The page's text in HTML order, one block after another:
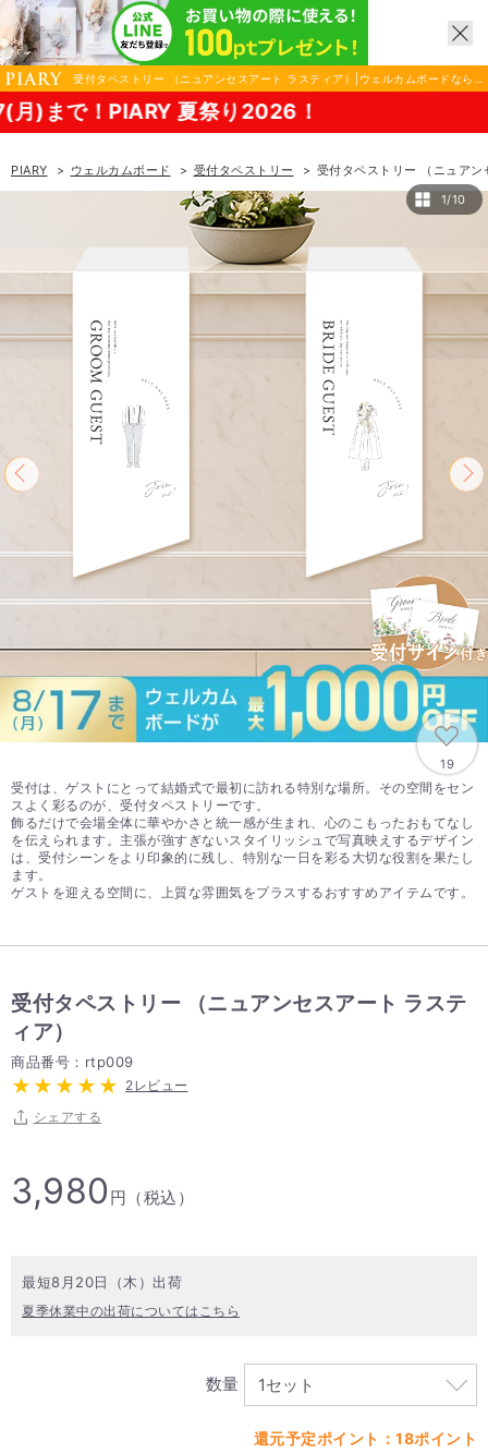
受付タペストリー （ニュアンセスアート ラスティア）|ウェルカムボードならP
IARY（ピアリー）
夏祭り2026！
PIARY ウェルカムボード 受付タペストリー
受付タペストリー （ニュア
1/10
19
受付は、ゲストにとって結婚式で最初に訪れる特別な場所。その空間をセン
スよく彩るのが、受付タペストリーです。
飾るだけで会場全体に華やかさと統一感が生まれ、心のこもったおもてなし
を伝えられます。主張が強すぎないスタイリッシュで写真映えするデザイン
は、受付シーンをより印象的に残し、特別な一日を彩る大切な役割を果たし
ます。
ゲストを迎える空間に、上質な雰囲気をプラスするおすすめアイテムです。
受付タペストリー （ニュアンセスアート ラステ
ィア）
商品番号：rtp009
2レビュー
シェアする
3,980 円（税込）
最短8月20日（木）出荷
夏季休業中の出荷についてはこちら
数量
還元予定ポイント：18ポイント